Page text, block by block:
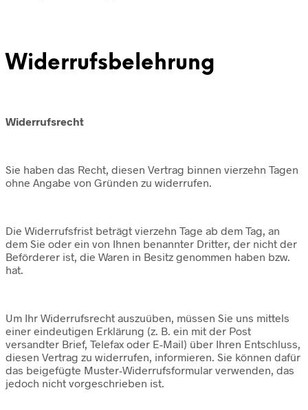
Widerrufsbelehrung
Widerrufsrecht
Sie haben das Recht, diesen Vertrag binnen vierzehn Tagen
ohne Angabe von Gründen zu widerrufen.
Die Widerrufsfrist beträgt vierzehn Tage ab dem Tag, an
dem Sie oder ein von Ihnen benannter Dritter, der nicht der
Beförderer ist, die Waren in Besitz genommen haben bzw.
hat.
Um Ihr Widerrufsrecht auszuüben, müssen Sie uns mittels
einer eindeutigen Erklärung (z. B. ein mit der Post
versandter Brief, Telefax oder E-Mail) über Ihren Entschluss,
diesen Vertrag zu widerrufen, informieren. Sie können dafür
das beigefügte Muster-Widerrufsformular verwenden, das
jedoch nicht vorgeschrieben ist.